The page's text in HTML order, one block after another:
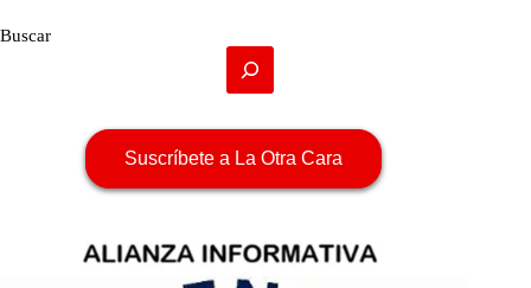
Buscar
Suscríbete a La Otra Cara